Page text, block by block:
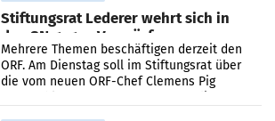
Stiftungsrat Lederer wehrt sich in
den SN gegen Vorwürfe
Mehrere Themen beschäftigen derzeit den
ORF. Am Dienstag soll im Stiftungsrat über
die vom neuen ORF-Chef Clemens Pig